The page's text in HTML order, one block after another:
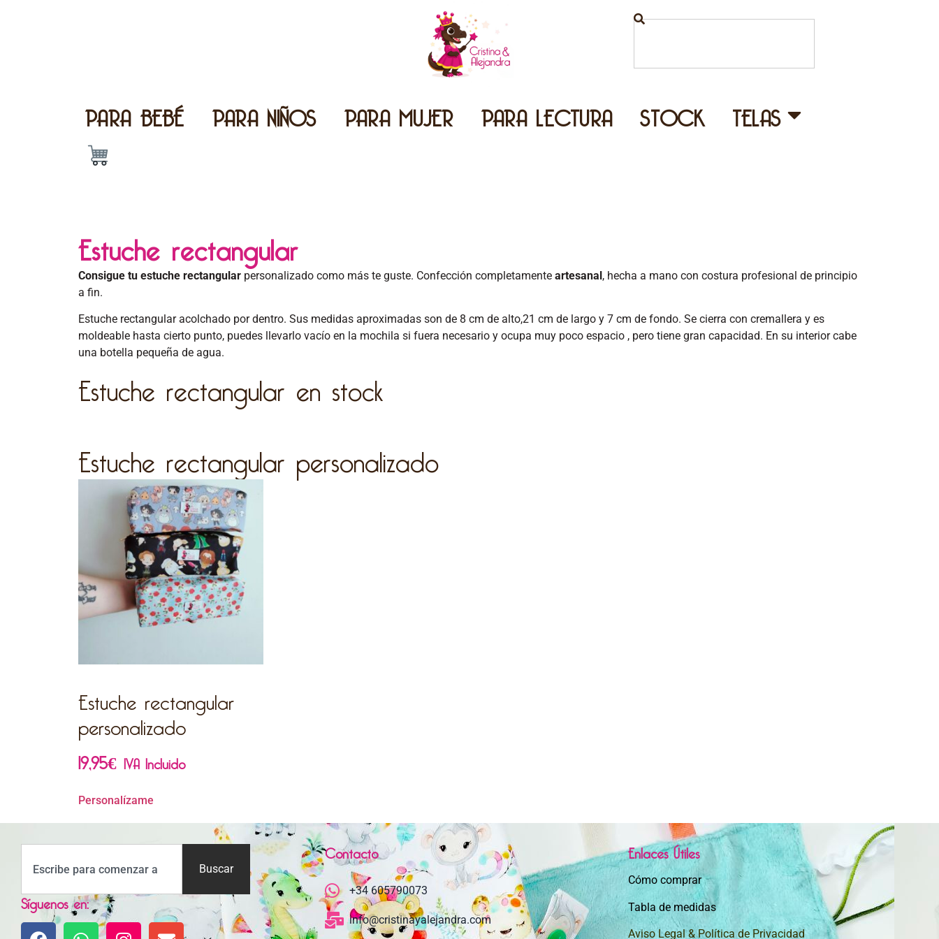
PARA BEBÉ PARA NIÑOS PARA MUJER PARA LECTURA STOCK TELAS
Estuche rectangular
Consigue tu estuche rectangular personalizado como más te guste. Confección completamente artesanal, hecha a mano con costura profesional de principio
a fin.
Estuche rectangular acolchado por dentro. Sus medidas aproximadas son de 8 cm de alto,21 cm de largo y 7 cm de fondo. Se cierra con cremallera y es
moldeable hasta cierto punto, puedes llevarlo vacío en la mochila si fuera necesario y ocupa muy poco espacio , pero tiene gran capacidad. En su interior cabe
una botella pequeña de agua.
Estuche rectangular en stock
Estuche rectangular personalizado
Estuche rectangular
personalizado
19,95€ IVA Incluido
Personalízame
Buscar
Síguenos en:
Contacto
+34 605790073
info@cristinayalejandra.com
Enlaces Útiles
Cómo comprar
Tabla de medidas
Aviso Legal & Política de Privacidad